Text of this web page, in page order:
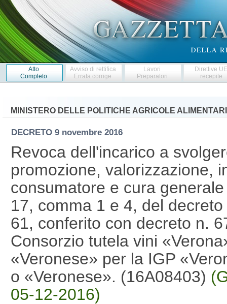
Atto
Completo
Avviso di rettifica
Errata corrige
Lavori
Preparatori
Direttive
recepite
MINISTERO DELLE POLITICHE AGRICOLE
DECRETO 9 novembre 2016
Revoca dell'incarico a
promozione, valorizzazione,
consumatore e cura
17, comma 1 e 4, del
61, conferito con decreto n.
Consorzio tutela vini
«Veronese» per la IGP
o «Veronese». (16A08403)
05-12-2016)